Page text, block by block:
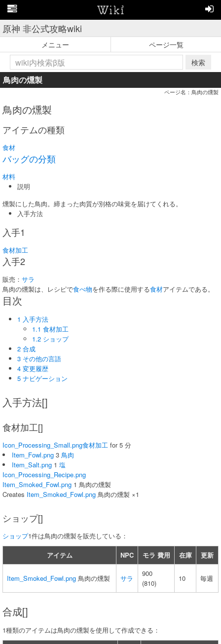
原神 非公式攻略wiki
メニュー
ページ一覧
検索
鳥肉の燻製
ページ名：鳥肉の燻製
鳥肉の燻製
アイテムの種類
食材
バッグの分類
材料
説明
燻製にした鳥肉。締まった肉質が別格の味覚を届けてくれる。
入手方法
入手1
食材加工
入手2
販売： サラ
鳥肉の燻製は、レシピで食べ物を作る際に使用する食材アイテムである。
目次
1 入手方法
1.1 食材加工
1.2 ショップ
2 合成
3 その他の言語
4 変更履歴
5 ナビゲーション
入手方法[]
食材加工[]
Icon_Processing_Small.png食材加工 for 5 分
Item_Fowl.png 3 鳥肉
Item_Salt.png 1 塩
Icon_Processing_Recipe.png
Item_Smoked_Fowl.png 1 鳥肉の燻製
Creates Item_Smoked_Fowl.png 鳥肉の燻製 ×1
ショップ[]
ショップ1件は鳥肉の燻製を販売している：
アイテム NPC モラ 費用 在庫 更新
Item_Smoked_Fowl.png 鳥肉の燻製 サラ
900
(810)
10 毎週
合成[]
1種類のアイテムは鳥肉の燻製を使用して作成できる：